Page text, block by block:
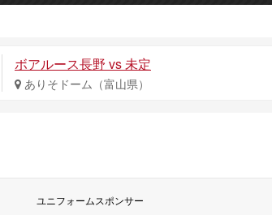
ボアルース長野 vs 未定
ありそドーム（富山県）
ユニフォームスポンサー